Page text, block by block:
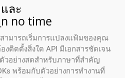
ละ
no time
ามารถเริ่มการแปลงแฟ้มของคุณ
งติดตั้งสิ่งใด API มีเอกสารชัดเจน
วอย่างสดสําหรับภาษาที่สําคัญ
พร้อมกับตัวอย่างการทํางานที่